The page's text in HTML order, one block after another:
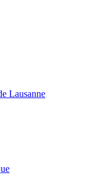
Lausanne